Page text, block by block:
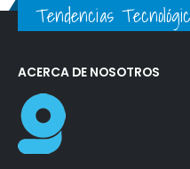
Tendencias
ACERCA DE NOSOTROS